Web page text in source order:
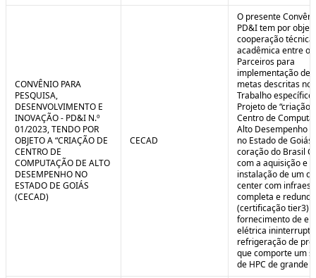
CONVÊNIO PARA
PESQUISA,
DESENVOLVIMENTO E
INOVAÇÃO - PD&I N.º
01/2023, TENDO POR
OBJETO A “CRIAÇÃO DE
CENTRO DE
COMPUTAÇÃO DE ALTO
DESEMPENHO NO
ESTADO DE GOIÁS
(CECAD)
CECAD
O presente
PD&I tem por
cooperação técnica
acadêmica entre os
Parceiros para
implementação de
metas descritas no
Trabalho específico
Projeto de “criação
Centro de
Alto Desempenho
no Estado de
coração do Brasil
com a aquisição e
instalação de um
center com
completa e
(certificação tier3)
fornecimento de
elétrica
refrigeração de
que comporte um
de HPC de grande